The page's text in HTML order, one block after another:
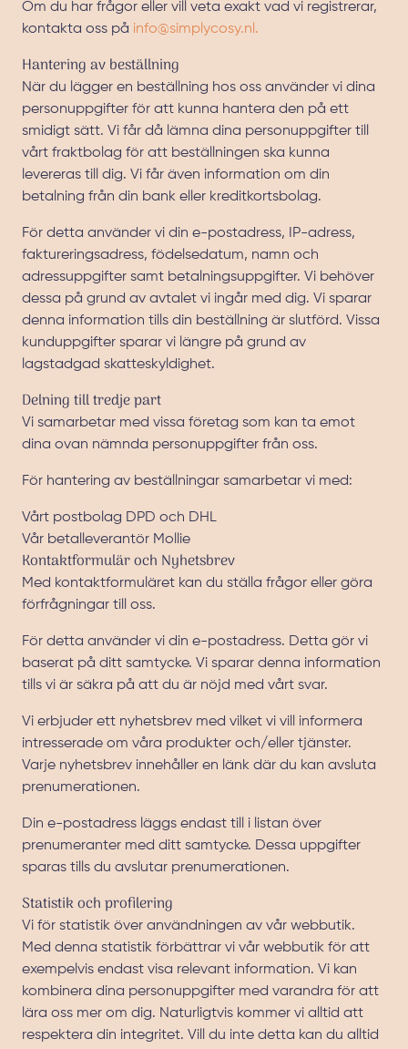
Om du har frågor eller vill veta exakt vad vi registrerar,
kontakta oss på info@simplycosy.nl .
Hantering av beställning
När du lägger en beställning hos oss använder vi dina
personuppgifter för att kunna hantera den på ett
smidigt sätt. Vi får då lämna dina personuppgifter till
vårt fraktbolag för att beställningen ska kunna
levereras till dig. Vi får även information om din
betalning från din bank eller kreditkortsbolag.
För detta använder vi din e-postadress, IP-adress,
faktureringsadress, födelsedatum, namn och
adressuppgifter samt betalningsuppgifter. Vi behöver
dessa på grund av avtalet vi ingår med dig. Vi sparar
denna information tills din beställning är slutförd. Vissa
kunduppgifter sparar vi längre på grund av
lagstadgad skatteskyldighet.
Delning till tredje part
Vi samarbetar med vissa företag som kan ta emot
dina ovan nämnda personuppgifter från oss.
För hantering av beställningar samarbetar vi med:
Vårt postbolag DPD och DHL
Vår betalleverantör Mollie
Kontaktformulär och Nyhetsbrev
Med kontaktformuläret kan du ställa frågor eller göra
förfrågningar till oss.
För detta använder vi din e-postadress. Detta gör vi
baserat på ditt samtycke. Vi sparar denna information
tills vi är säkra på att du är nöjd med vårt svar.
Vi erbjuder ett nyhetsbrev med vilket vi vill informera
intresserade om våra produkter och/eller tjänster.
Varje nyhetsbrev innehåller en länk där du kan avsluta
prenumerationen.
Din e-postadress läggs endast till i listan över
prenumeranter med ditt samtycke. Dessa uppgifter
sparas tills du avslutar prenumerationen.
Statistik och profilering
Vi för statistik över användningen av vår webbutik.
Med denna statistik förbättrar vi vår webbutik för att
exempelvis endast visa relevant information. Vi kan
kombinera dina personuppgifter med varandra för att
lära oss mer om dig. Naturligtvis kommer vi alltid att
respektera din integritet. Vill du inte detta kan du alltid